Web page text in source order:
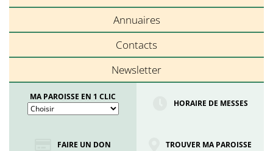
Annuaires
Contacts
Newsletter
MA PAROISSE EN 1 CLIC
HORAIRE DE MESSES
FAIRE UN DON TROUVER MA PAROISSE